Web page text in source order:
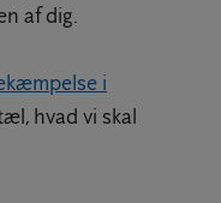
af dig.
i
hvad vi skal